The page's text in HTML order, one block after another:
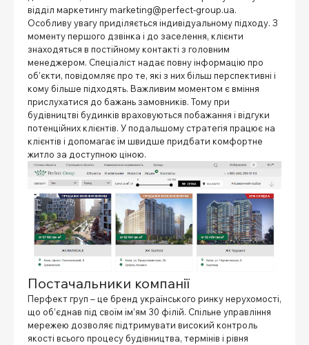
відділ маркетингу marketing@perfect-group.ua.
Особливу увагу приділяється індивідуальному підходу. З
моменту першого дзвінка і до заселення, клієнти
знаходяться в постійному контакті з головним
менеджером. Спеціаліст надає повну інформацію про
об’єкти, повідомляє про те, які з них більш перспективні і
кому більше підходять. Важливим моментом є вміння
прислухатися до бажань замовників. Тому при
будівництві будинків враховуються побажання і відгуки
потенційних клієнтів. У подальшому стратегія працює на
клієнтів і допомагає їм швидше придбати комфортне
житло за доступною ціною.
Постачальники компанії
Перфект груп – це бренд українського ринку нерухомості,
що об’єднав під своїм ім’ям 30 філій. Спільне управління
мережею дозволяє підтримувати високий контроль
якості всього процесу будівництва, термінів і рівня